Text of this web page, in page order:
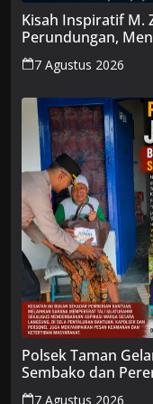
Kisah Inspiratif M.
Perundungan,
Penuh
7 Agustus 2026
Polsek Taman
Sembako dan
7 Agustus 2026